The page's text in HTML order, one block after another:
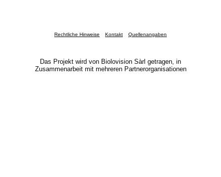
Rechtliche Hinweise Kontakt Quellenangaben
Das Projekt wird von Biolovision Sàrl getragen, in
Zusammenarbeit mit mehreren Partnerorganisationen